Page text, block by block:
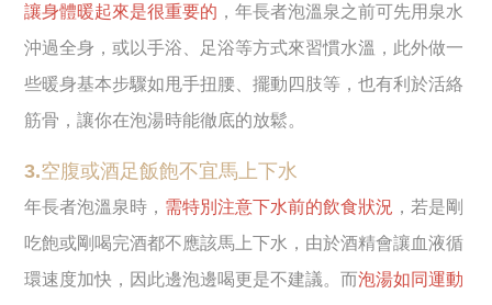
讓身體暖起來是很重要的 ，年長者泡溫泉之前可先用泉水
沖過全身，或以手浴、足浴等方式來習慣水溫，此外做一
些暖身基本步驟如甩手扭腰、擺動四肢等，也有利於活絡
筋骨，讓你在泡湯時能徹底的放鬆。
3.空腹或酒足飯飽不宜馬上下水
年長者泡溫泉時， 需特別注意下水前的飲食狀況 ，若是剛
吃飽或剛喝完酒都不應該馬上下水，由於酒精會讓血液循
環速度加快，因此邊泡邊喝更是不建議。而泡湯如同運動